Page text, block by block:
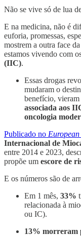
Não se vive só de lua
E na medicina, não é
euforia, promessas,
mostrem a outra face
estamos vivendo com
(IIC).
Essas drogas
mudaram o
benefício, vieram
associada aos
oncologia
Publicado no
Internacional de
entre 2014 e 2023,
propõe um escore de
E os números são de
Em 1 mês, 33%
relacionada à
ou IC).
13% morreram